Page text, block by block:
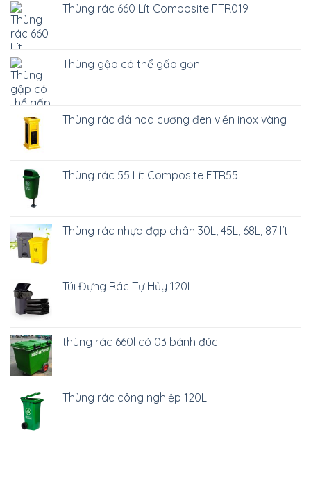
Thùng rác 660 Lít Composite FTR019
Thùng gập có thể gấp gọn
Thùng rác đá hoa cương đen viền inox vàng
Thùng rác 55 Lít Composite FTR55
Thùng rác nhựa đạp chân 30L, 45L, 68L, 87 lít
Túi Đựng Rác Tự Hủy 120L
thùng rác 660l có 03 bánh đúc
Thùng rác công nghiệp 120L